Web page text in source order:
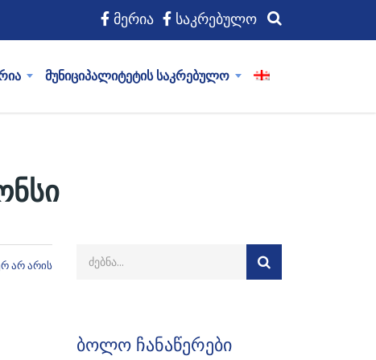
მერია საკრებულო
მუნიციპალიტეტის საკრებულო
არ არის
ბოლო ჩანაწერები